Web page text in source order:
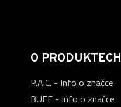
O PRODUKTECH
P.A.C. - Info o značce
BUFF - Info o značce